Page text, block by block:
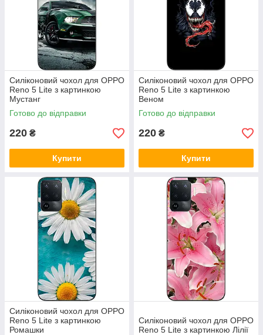
Силіконовий чохол для OPPO
Reno 5 Lite з картинкою
Мустанг
Готово до відправки
220 ₴
Купити
Силіконовий чохол для OPPO
Reno 5 Lite з картинкою
Веном
Готово до відправки
220 ₴
Купити
Силіконовий чохол для OPPO
Reno 5 Lite з картинкою
Ромашки
Силіконовий чохол для OPPO
Reno 5 Lite з картинкою Лілії